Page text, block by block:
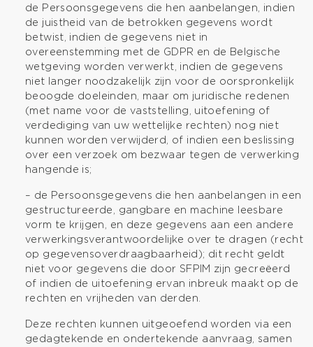
de Persoonsgegevens die hen aanbelangen, indien
de juistheid van de betrokken gegevens wordt
betwist, indien de gegevens niet in
overeenstemming met de GDPR en de Belgische
wetgeving worden verwerkt, indien de gegevens
niet langer noodzakelijk zijn voor de oorspronkelijk
beoogde doeleinden, maar om juridische redenen
(met name voor de vaststelling, uitoefening of
verdediging van uw wettelijke rechten) nog niet
kunnen worden verwijderd, of indien een beslissing
over een verzoek om bezwaar tegen de verwerking
hangende is;
– de Persoonsgegevens die hen aanbelangen in een
gestructureerde, gangbare en machine leesbare
vorm te krijgen, en deze gegevens aan een andere
verwerkingsverantwoordelijke over te dragen (recht
op gegevensoverdraagbaarheid); dit recht geldt
niet voor gegevens die door SFPIM zijn gecreëerd
of indien de uitoefening ervan inbreuk maakt op de
rechten en vrijheden van derden.
Deze rechten kunnen uitgeoefend worden via een
gedagtekende en ondertekende aanvraag, samen